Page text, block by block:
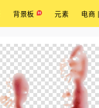
背景板 元素 电商